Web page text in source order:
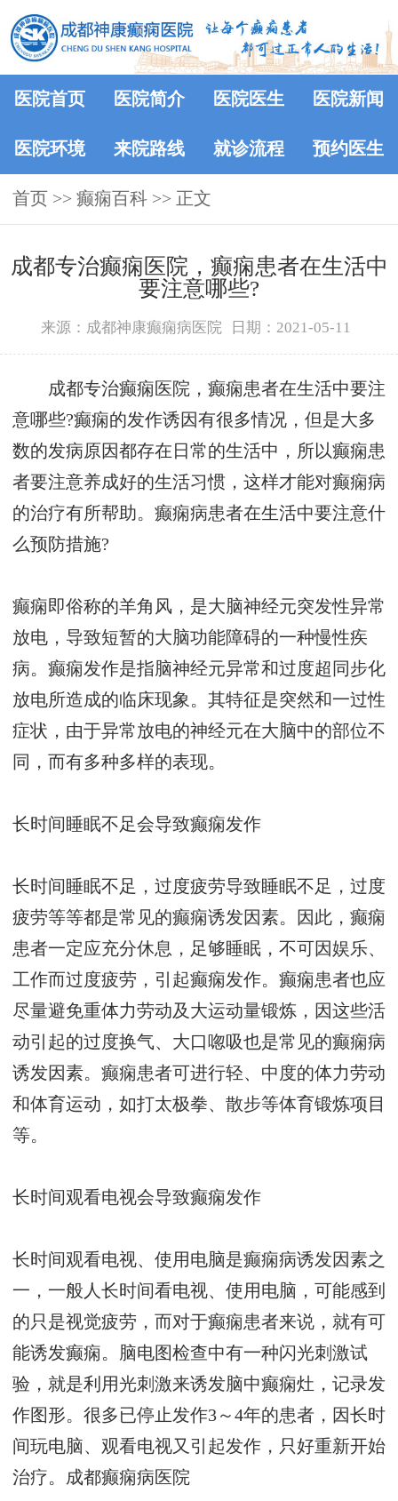
医院首页 医院简介 医院医生 医院新闻
医院环境 来院路线 就诊流程 预约医生
首页 >> 癫痫百科 >> 正文
成都专治癫痫医院，癫痫患者在生活中
要注意哪些?
来源：成都神康癫痫病医院 日期：2021-05-11
成都专治癫痫医院，癫痫患者在生活中要注
意哪些?癫痫的发作诱因有很多情况，但是大多
数的发病原因都存在日常的生活中，所以癫痫患
者要注意养成好的生活习惯，这样才能对癫痫病
的治疗有所帮助。癫痫病患者在生活中要注意什
么预防措施?
癫痫即俗称的羊角风，是大脑神经元突发性异常
放电，导致短暂的大脑功能障碍的一种慢性疾
病。癫痫发作是指脑神经元异常和过度超同步化
放电所造成的临床现象。其特征是突然和一过性
症状，由于异常放电的神经元在大脑中的部位不
同，而有多种多样的表现。
长时间睡眠不足会导致癫痫发作
长时间睡眠不足，过度疲劳导致睡眠不足，过度
疲劳等等都是常见的癫痫诱发因素。因此，癫痫
患者一定应充分休息，足够睡眠，不可因娱乐、
工作而过度疲劳，引起癫痫发作。癫痫患者也应
尽量避免重体力劳动及大运动量锻炼，因这些活
动引起的过度换气、大口唿吸也是常见的癫痫病
诱发因素。癫痫患者可进行轻、中度的体力劳动
和体育运动，如打太极拳、散步等体育锻炼项目
等。
长时间观看电视会导致癫痫发作
长时间观看电视、使用电脑是癫痫病诱发因素之
一，一般人长时间看电视、使用电脑，可能感到
的只是视觉疲劳，而对于癫痫患者来说，就有可
能诱发癫痫。脑电图检查中有一种闪光刺激试
验，就是利用光刺激来诱发脑中癫痫灶，记录发
作图形。很多已停止发作3～4年的患者，因长时
间玩电脑、观看电视又引起发作，只好重新开始
治疗。 成都癫痫病医院